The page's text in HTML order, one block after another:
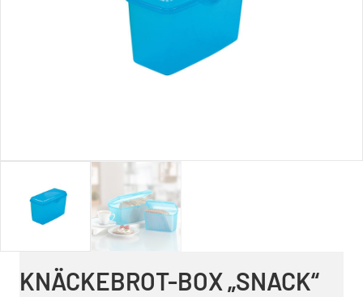
KNÄCKEBROT-BOX „SNACK“